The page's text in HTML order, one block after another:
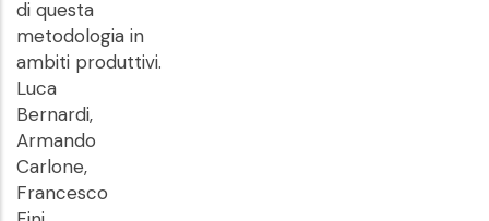
di questa
metodologia in
ambiti produttivi.
Luca
Bernardi,
Armando
Carlone,
Francesco